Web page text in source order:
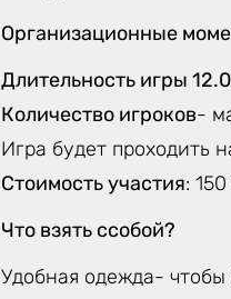
Организационные
Длительность игры
Количество игроков-
Игра будет проходить
Стоимость участия:
Что взять ссобой?
Удобная одежда- чтобы